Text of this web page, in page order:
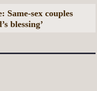
sex couples
blessing’